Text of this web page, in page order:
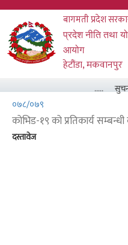
Skip
main
content
बागमती प्रदेश
प्रदेश नीति तथा
आयोग
हेटौंडा, मकवानपुर
.....
०७८/०७९
कोभिड-१९ को प्रतिकार्य
दस्तावेज